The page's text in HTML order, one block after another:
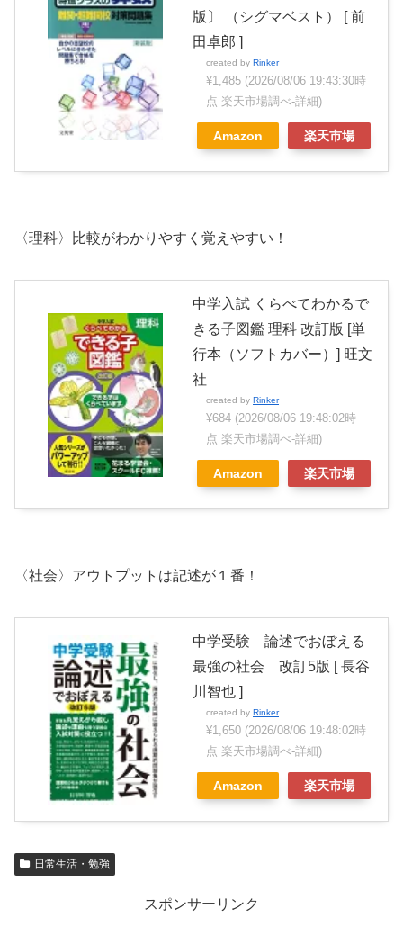
版〕 （シグマベスト） [ 前
田卓郎 ]
created by Rinker
¥1,485 (2026/08/06 19:43:30時
点 楽天市場調べ-詳細)
Amazon 楽天市場
〈理科〉比較がわかりやすく覚えやすい！
中学入試 くらべてわかるで
きる子図鑑 理科 改訂版 [単
行本（ソフトカバー）] 旺文
社
created by Rinker
¥684 (2026/08/06 19:48:02時
点 楽天市場調べ-詳細)
Amazon 楽天市場
〈社会〉アウトプットは記述が１番！
中学受験 論述でおぼえる
最強の社会 改訂5版 [ 長谷
川智也 ]
created by Rinker
¥1,650 (2026/08/06 19:48:02時
点 楽天市場調べ-詳細)
Amazon 楽天市場
日常生活・勉強
スポンサーリンク